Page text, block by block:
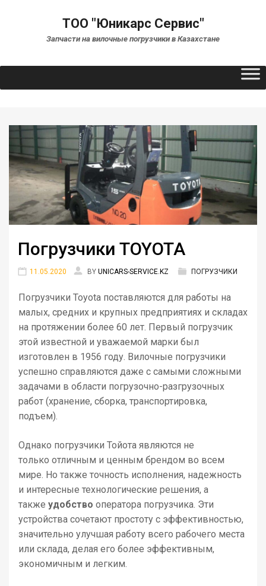
ТОО "Юникарс Сервис"
Запчасти на вилочные погрузчики в Казахстане
Погрузчики TOYOTA
11.05.2020 BY UNICARS-SERVICE.KZ ПОГРУЗЧИКИ
Погрузчики Toyota поставляются для работы на
малых, средних и крупных предприятиях и складах
на протяжении более 60 лет. Первый погрузчик
этой известной и уважаемой марки был
изготовлен в 1956 году. Вилочные погрузчики
успешно справляются даже с самыми сложными
задачами в области погрузочно-разгрузочных
работ (хранение, сборка, транспортировка,
подъем).
Однако погрузчики Тойота являются не
только отличным и ценным брендом во всем
мире. Но также точность исполнения, надежность
и интересные технологические решения, а
также удобство оператора погрузчика. Эти
устройства сочетают простоту с эффективностью,
значительно улучшая работу всего рабочего места
или склада, делая его более эффективным,
экономичным и легким.